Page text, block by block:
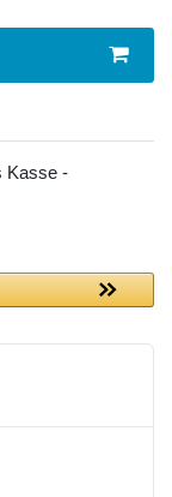
Kasse -